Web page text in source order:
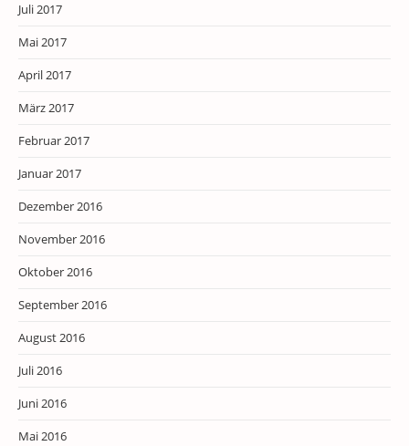
Juli 2017
Mai 2017
April 2017
März 2017
Februar 2017
Januar 2017
Dezember 2016
November 2016
Oktober 2016
September 2016
August 2016
Juli 2016
Juni 2016
Mai 2016